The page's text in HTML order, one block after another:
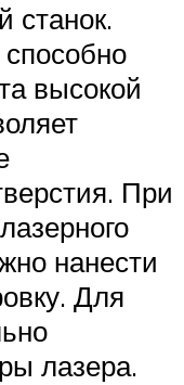
станок.
высокой
При
нанести
Для
лазера.